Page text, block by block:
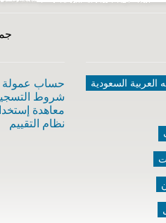
العربية السعودية
حساب عمولة
شروط
معاهدة
نظام التقييم